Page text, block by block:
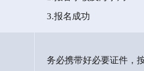
3.报名成功
务必携带好必要证件，